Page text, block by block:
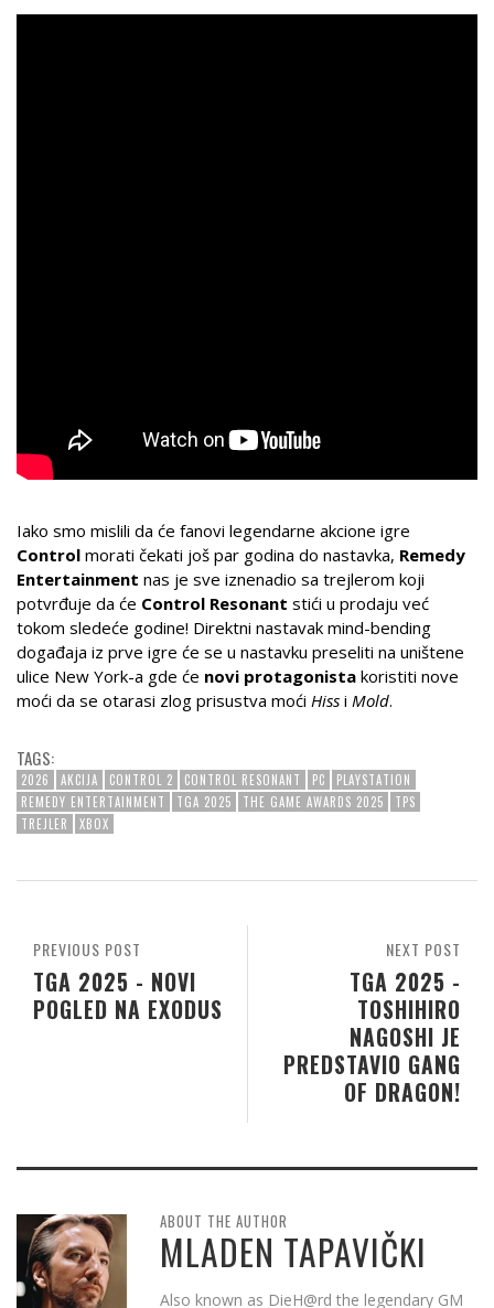
Iako smo mislili da će fanovi legendarne akcione igre
Control morati čekati još par godina do nastavka, Remedy
Entertainment nas je sve iznenadio sa trejlerom koji
potvrđuje da će Control Resonant stići u prodaju već
tokom sledeće godine! Direktni nastavak mind-bending
događaja iz prve igre će se u nastavku preseliti na uništene
ulice New York-a gde će novi protagonista koristiti nove
moći da se otarasi zlog prisustva moći Hiss i Mold.
TAGS:
2026 AKCIJA CONTROL 2 CONTROL RESONANT PC
PLAYSTATION
REMEDY ENTERTAINMENT
TGA 2025 THE GAME AWARDS 2025
TPS
TREJLER
XBOX
NEXT POST
TGA 2025 -
TOSHIHIRO
NAGOSHI JE
PREDSTAVIO GANG
OF DRAGON!
PREVIOUS POST
TGA 2025 - NOVI
POGLED NA EXODUS
ABOUT THE AUTHOR
MLADEN TAPAVIČKI
Also known as DieH@rd the legendary GM